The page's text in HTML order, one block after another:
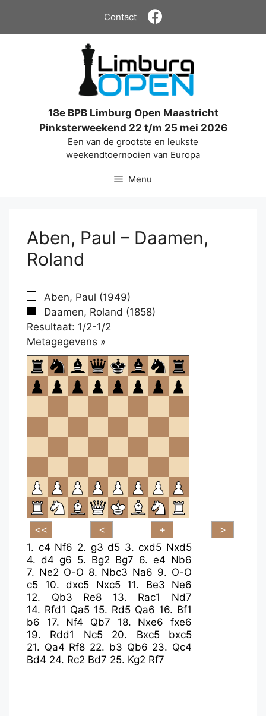
de
Contact
18e BPB Limburg Open Maastricht
Pinksterweekend 22 t/m 25 mei 2026
Een van de grootste en leukste
weekendtoernooien van Europa
Menu
Aben, Paul – Daamen,
Roland
Aben, Paul (1949)
Daamen, Roland (1858)
Resultaat: 1/2-1/2
Metagegevens »
om
te
openen.
1. c4 Nf6 2. g3 d5 3.cxd5 Nxd5
4. d4 g6 5. Bg2 Bg7 6. e4 Nb6
7. Ne2 O-O 8. Nbc3 Na6 9. O-O
c5
10. dxc5 Nxc5 11. Be3
Ne6
12. Qb3 Re8 13. Rac1
Nd7
14. Rfd1 Qa5 15. Rd5 Qa6 16. Bf1
b6
17. Nf4 Qb7 18. Nxe6
fxe6
19. Rdd1 Nc5 20. Bxc5
bxc5
21. Qa4 Rf8 22. b3 Qb6 23. Qc4
Bd4 24. Rc2 Bd7 25. Kg2 Rf7